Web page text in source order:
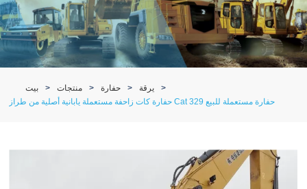
بيت منتجات حفارة
يرقة
حفارة كات زاحفة مستعملة يابانية أصلية من طراز Cat 329 حفارة مستعملة للبيع